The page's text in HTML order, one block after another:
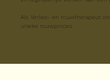
Als Verlies- en rouwtherapeut
unieke rouwproces.